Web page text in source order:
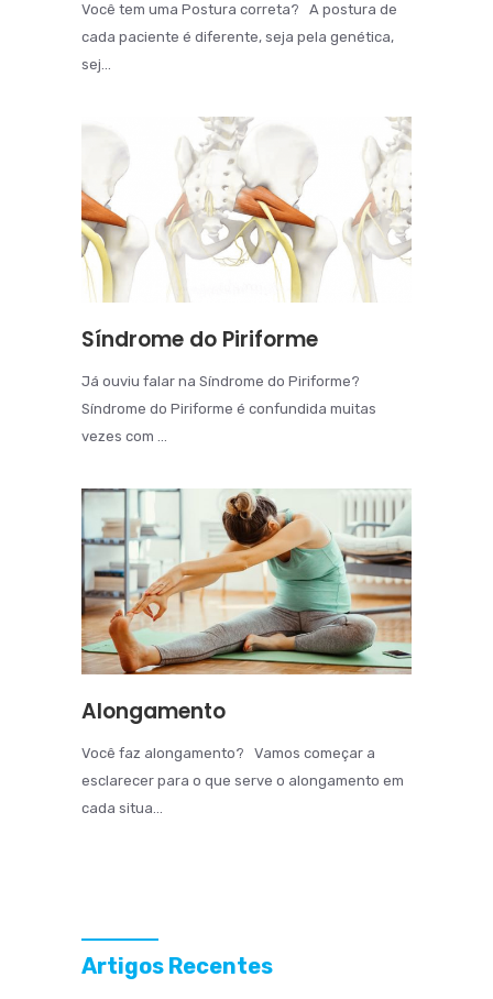
Você tem uma Postura correta? A postura de
cada paciente é diferente, seja pela genética,
sej...
Síndrome do Piriforme
Já ouviu falar na Síndrome do Piriforme?
Síndrome do Piriforme é confundida muitas
vezes com ...
Alongamento
Você faz alongamento? Vamos começar a
esclarecer para o que serve o alongamento em
cada situa...
Artigos Recentes